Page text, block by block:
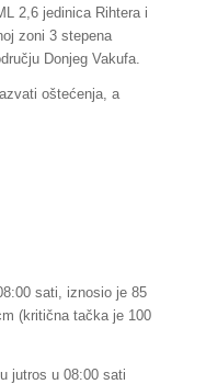
2,6 jedinica Rihtera i
zoni 3 stepena
Donjeg Vakufa.
oštećenja, a
sati, iznosio je 85
(kritična tačka je 100
jutros u 08:00 sati